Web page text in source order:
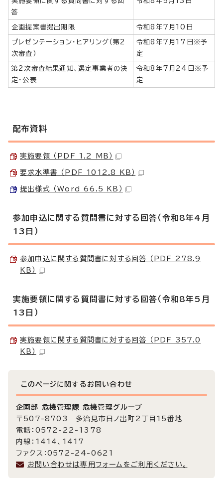
答
企画提案書提出期限 令和8年7月10日
プレゼンテーション・ヒアリング（第2
次審査）
令和8年7月17日※予
定
第2次審査結果通知、選定事業者の決
定・公表
令和8年7月24日※予
定
配布資料
実施要領 （PDF 1.2 MB）
要求水準書 （PDF 1012.8 KB）
提出様式 （Word 66.5 KB）
参加申込に関する質問書に対する回答（令和8年4月
13日）
参加申込に関する質問書に対する回答 （PDF 278.9
KB）
実施要領に関する質問書に対する回答（令和8年5月
13日）
実施要領に関する質問書に対する回答 （PDF 357.0
KB）
このページに関する お問い合わせ
企画部 危機管理課 危機管理グループ
〒507-8703 多治見市日ノ出町2丁目15番地
電話：0572-22-1378
内線：1414、1417
ファクス：0572-24-0621
お問い合わせは専用フォームをご利用ください。